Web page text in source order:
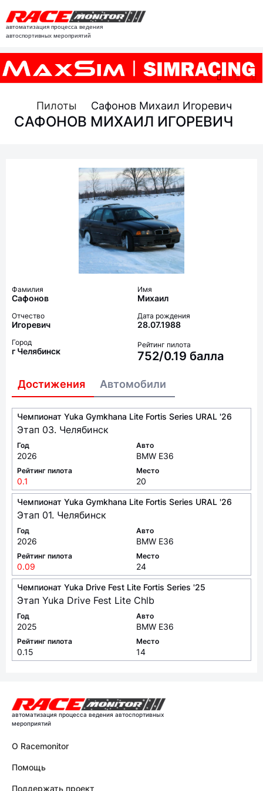
автоматизация процесса ведения
автоспортивных мероприятий
Пилоты Сафонов Михаил Игоревич
САФОНОВ МИХАИЛ ИГОРЕВИЧ
Фамилия
Сафонов
Имя
Михаил
Отчество
Игоревич
Дата рождения
28.07.1988
Город
г Челябинск
Рейтинг пилота
752/0.19 балла
Достижения Автомобили
Чемпионат Yuka Gymkhana Lite Fortis Series URAL '26
Этап 03. Челябинск
Год
2026
Авто
BMW E36
Рейтинг пилота
0.1
Место
20
Чемпионат Yuka Gymkhana Lite Fortis Series URAL '26
Этап 01. Челябинск
Год
2026
Авто
BMW E36
Рейтинг пилота
0.09
Место
24
Чемпионат Yuka Drive Fest Lite Fortis Series '25
Этап Yuka Drive Fest Lite Chlb
Год
2025
Авто
BMW E36
Рейтинг пилота
0.15
Место
14
автоматизация процесса ведения автоспортивных
мероприятий
О Racemonitor
Помощь
Поддержать проект